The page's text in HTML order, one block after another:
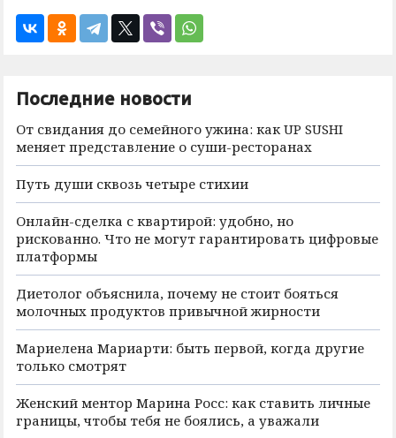
Последние новости
От свидания до семейного ужина: как UP SUSHI
меняет представление о суши-ресторанах
Путь души сквозь четыре стихии
Онлайн-сделка с квартирой: удобно, но
рискованно. Что не могут гарантировать цифровые
платформы
Диетолог объяснила, почему не стоит бояться
молочных продуктов привычной жирности
Мариелена Мариарти: быть первой, когда другие
только смотрят
Женский ментор Марина Росс: как ставить личные
границы, чтобы тебя не боялись, а уважали